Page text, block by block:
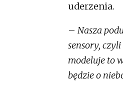
uderzenia.
– Nasza
sensory,
modeluje to
będzie o